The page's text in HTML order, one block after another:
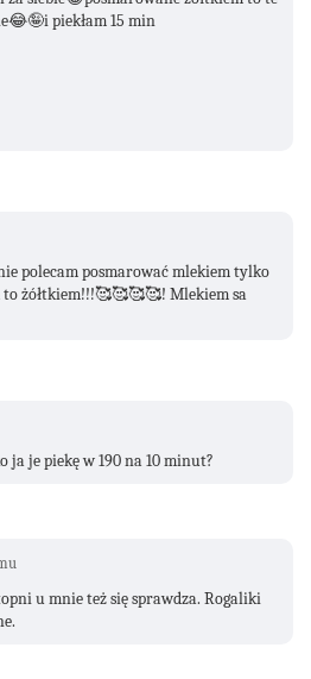
piekłam 15 min
polecam posmarować mlekiem tylko
to żółtkiem!!!🥰🥰🥰🥰! Mlekiem sa
ja je piekę w 190 na 10 minut?
u mnie też się sprawdza. Rogaliki